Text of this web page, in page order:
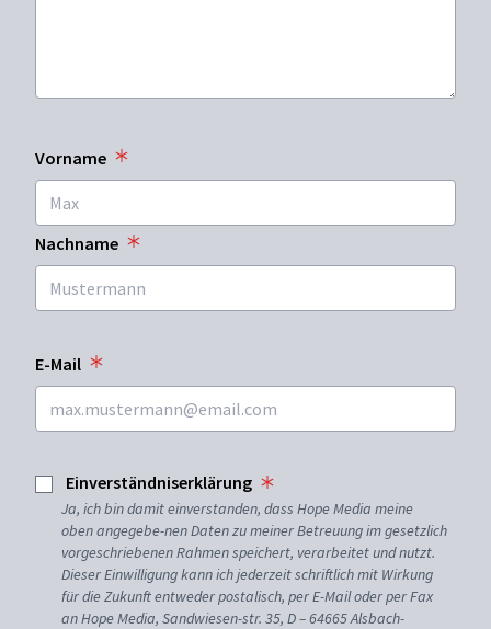
Vorname
Nachname
E-Mail
Einverständniserklärung
Ja, ich bin damit einverstanden, dass Hope Media meine
oben angegebe-nen Daten zu meiner Betreuung im gesetzlich
vorgeschriebenen Rahmen speichert, verarbeitet und nutzt.
Dieser Einwilligung kann ich jederzeit schriftlich mit Wirkung
für die Zukunft entweder postalisch, per E-Mail oder per Fax
an Hope Media, Sandwiesen-str. 35, D – 64665 Alsbach-